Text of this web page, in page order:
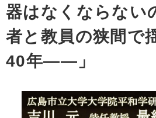
器はなくならな
者と教員の狭間で
40年――」